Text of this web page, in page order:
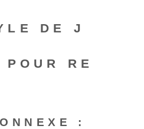
DE J
RE
: